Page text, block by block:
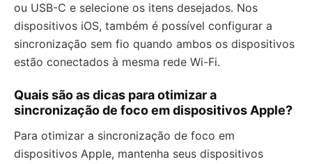
ou USB-C e selecione os itens desejados. Nos
dispositivos iOS, também é possível configurar a
sincronização sem fio quando ambos os dispositivos
estão conectados à mesma rede Wi-Fi.
Quais são as dicas para otimizar a
sincronização de foco em dispositivos Apple?
Para otimizar a sincronização de foco em
dispositivos Apple, mantenha seus dispositivos